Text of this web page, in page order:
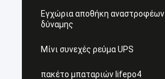
Εγχώρια αποθήκη αναστροφέων
δύναμης
Μίνι συνεχές ρεύμα UPS
πακέτο μπαταριών lifepo4